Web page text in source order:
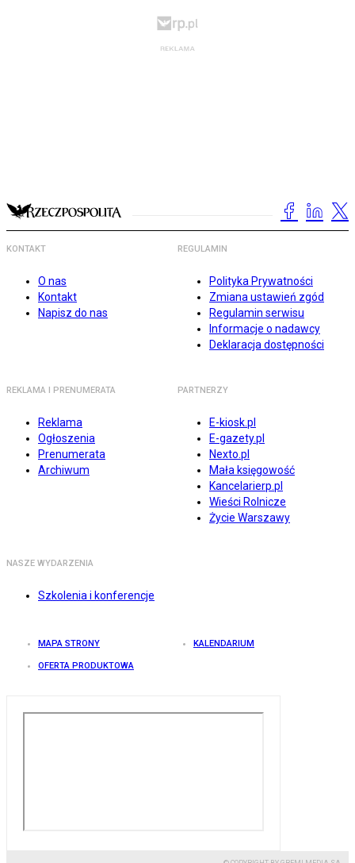
KONTAKT
O nas
Kontakt
Napisz do nas
REGULAMIN
Polityka Prywatności
Zmiana ustawień zgód
Regulamin serwisu
Informacje o nadawcy
Deklaracja dostępności
REKLAMA I PRENUMERATA
Reklama
Ogłoszenia
Prenumerata
Archiwum
PARTNERZY
E-kiosk.pl
E-gazety.pl
Nexto.pl
Mała księgowość
Kancelarierp.pl
Wieści Rolnicze
Życie Warszawy
NASZE WYDARZENIA
Szkolenia i konferencje
MAPA STRONY KALENDARIUM
OFERTA PRODUKTOWA